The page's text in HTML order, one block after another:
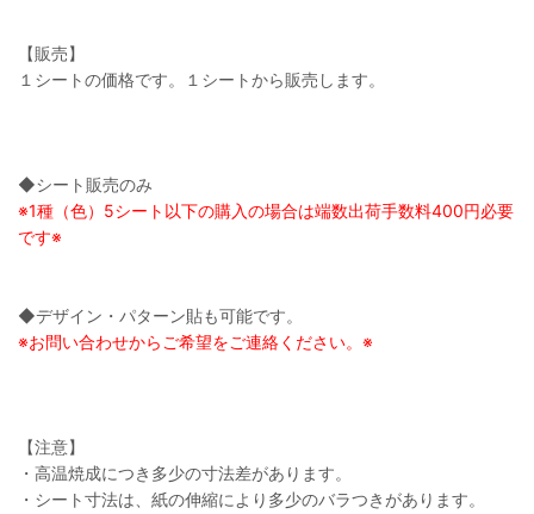
【販売】
１シートの価格です。１シートから販売します。
◆シート販売のみ
※1種（色）5シート以下の購入の場合は端数出荷手数料400円必要
です※
◆デザイン・パターン貼も可能です。
※お問い合わせからご希望をご連絡ください。※
【注意】
・高温焼成につき多少の寸法差があります。
・シート寸法は、紙の伸縮により多少のバラつきがあります。